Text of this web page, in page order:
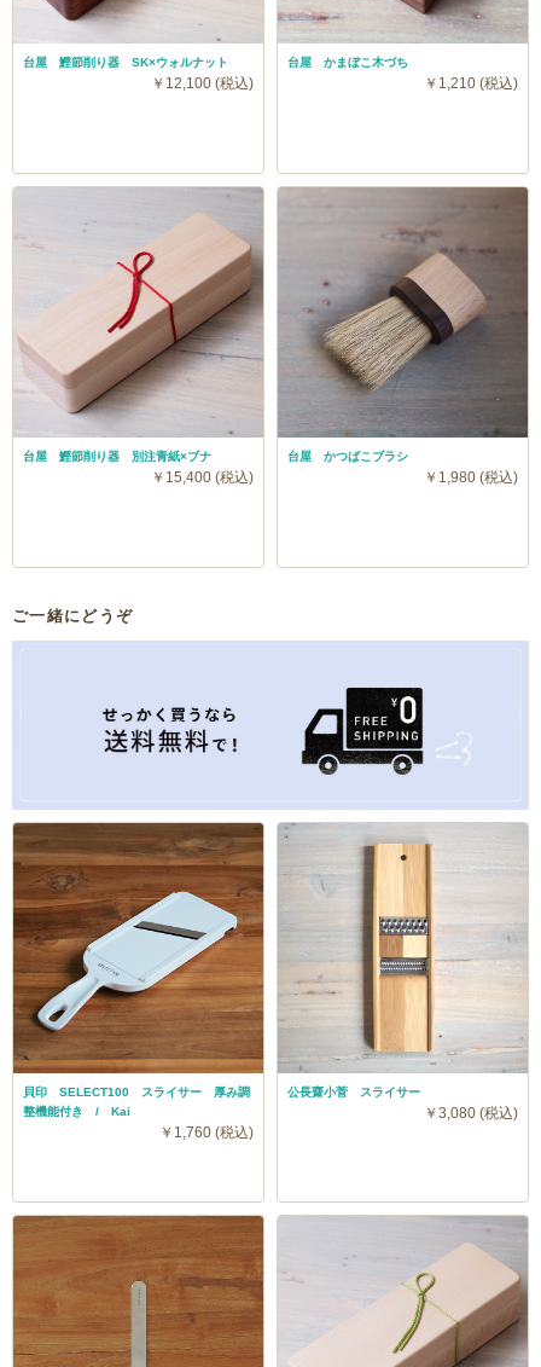
台屋 鰹節削り器 SK×ウォルナット
￥12,100 (税込)
台屋 かまぼこ木づち
￥1,210 (税込)
台屋 鰹節削り器 別注青紙×ブナ
￥15,400 (税込)
台屋 かつばこブラシ
￥1,980 (税込)
ご一緒にどうぞ
貝印 SELECT100 スライサー 厚み調
整機能付き / Kai
￥1,760 (税込)
公長齋小菅 スライサー
￥3,080 (税込)